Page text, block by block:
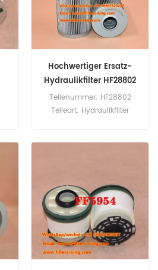
Hochwertiger Ersatz-
Hydraulikfilter HF28802
Teilenummer: HF28802
Teileart: Hydraulikfilter